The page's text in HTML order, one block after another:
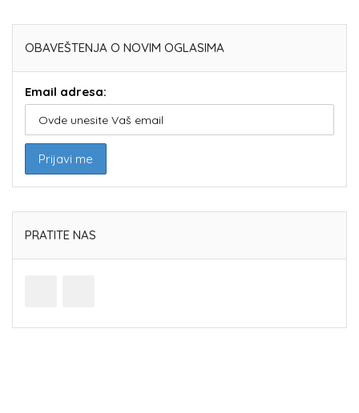
OBAVEŠTENJA O NOVIM OGLASIMA
Email adresa:
PRATITE NAS